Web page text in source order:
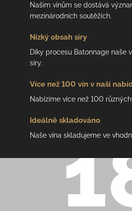
Našim vínům se dostává
mezinárodních soutěžích.
Nízký obsah síry
Díky procesu Batonnage naše
síry.
Více než 100 vín v naší
Nabízíme více než 100
Ideálně skladováno
Naše vína skladujeme ve